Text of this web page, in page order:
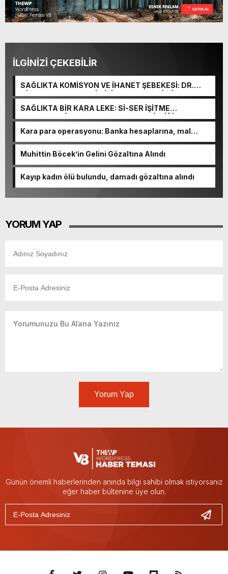
İLGİNİZİ ÇEKEBİLİR
SAĞLIKTA KOMİSYON VE İHANET ŞEBEKESİ: DR.
NİHAT URUÇ VE SEMİH İŞİTME MERKEZİ’NİN SGK
VURGUNU!
SAĞLIKTA BİR KARA LEKE: Sİ-SER İŞİTME
MERKEZLERİ VE MODERN UMUT TACİRLİĞİ
Kara para operasyonu: Banka hesaplarına, mal
Muhittin Böcek’in Gelini Gözaltına Alındı
Kayıp kadın ölü bulundu, damadı gözaltına alındı
YORUM YAP
Yorum Yap
Günün önemli haberlerinden anında bilgi sahibi olmak istiyorsanız
eğer haber bültenine üye olun.